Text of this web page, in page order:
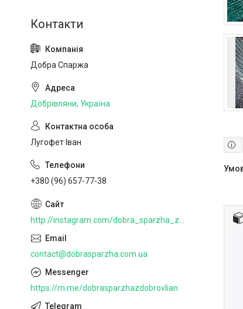
Добра Спаржа
Добрівляни, Україна
Лугофет Іван
+380 (96) 657-77-38
contact@dobrasparzha.com.ua
https://m.me/dobrasparzhazdobrovlian